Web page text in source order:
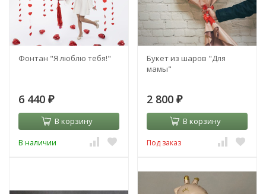
Фонтан "Я люблю тебя!"
6 440 ₽
В корзину
В наличии
Букет из шаров "Для
мамы"
2 800 ₽
В корзину
Под заказ